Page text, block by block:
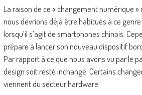
La raison de ce « changement numérique »
nous devrions déjà être habitués à ce
lorsqu’il s’agit de smartphones chinois.
prépare à lancer son nouveau dispositif
Par rapport à ce que nous avons vu par le
design soit resté inchangé. Certains
viennent du secteur hardware.